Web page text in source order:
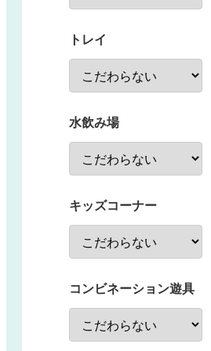
トレイ
水飲み場
キッズコーナー
コンビネーション遊具